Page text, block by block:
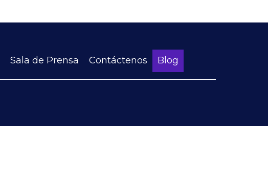
Sala de Prensa Contáctenos Blog